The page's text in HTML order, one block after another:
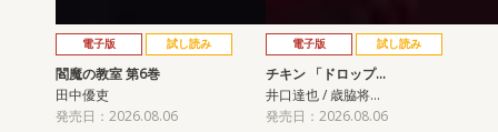
電子版 試し読み
閻魔の教室 第6巻
田中優吏
発売日：2026.08.06
電子版 試し読み
チキン 「ドロップ…
井口達也 / 歳脇将…
発売日：2026.08.06